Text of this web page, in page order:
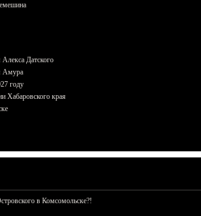
Датского
Амура
году
Хабаровского края
в Комсомольске?!